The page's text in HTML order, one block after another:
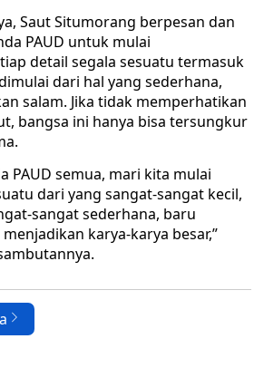
Saut Situmorang berpesan dan
PAUD untuk mulai
detail segala sesuatu termasuk
dari hal yang sederhana,
salam. Jika tidak memperhatikan
bangsa ini hanya bisa tersungkur
PAUD semua, mari kita mulai
dari yang sangat-sangat kecil,
sangat sederhana, baru
karya-karya besar,”